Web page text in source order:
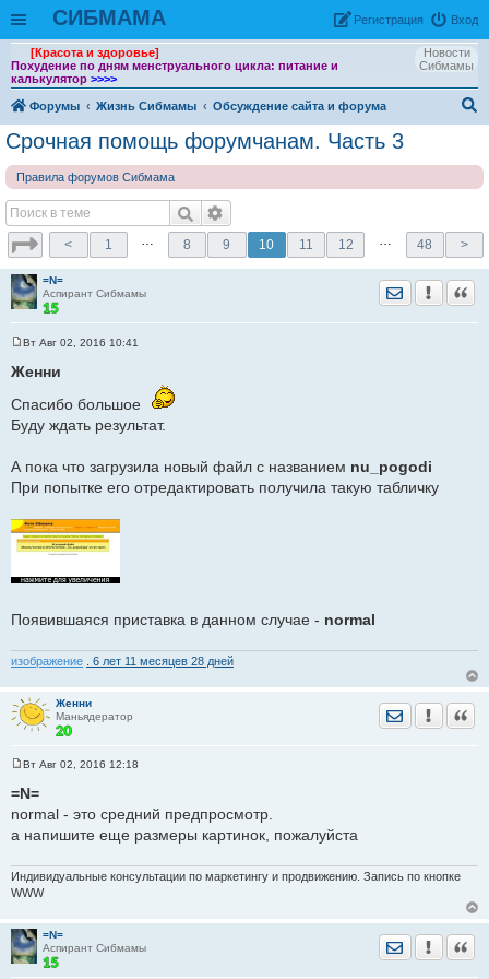
СИБМАМА Вход
Рeгиcтpaция
Новости
Сибмамы
[Красота и здоровье]
Похудение по дням менструального цикла: питание и
калькулятор >>>>
Форумы Жизнь Сибмамы
Обсуждение сайта и форума
Срочная помощь форумчанам. Часть 3
Правила форумов Сибмама
< 1 … 8 9 10 11 12 … 48 >
=N=
Аспирант Сибмамы
Отправить
о
о
щ
н
Вт Авг 02, 2016 10:41
Женни
Спасибо большое
Буду ждать результат.
А пока что загрузила новый файл с названием nu_pogodi
При попытке его отредактировать получила такую табличку
Появившаяся приставка в данном случае - normal
изображение . 6 лет 11 месяцев 28 дней
Женни
Маньядератор
Отправить
о
о
б
е
и
е
Вт Авг 02, 2016 12:18
=N=
normal - это средний предпросмотр.
а напишите еще размеры картинок, пожалуйста
Индивидуальные консультации по маркетингу и продвижению. Запись по кнопке
WWW
=N=
Аспирант Сибмамы
Отправить